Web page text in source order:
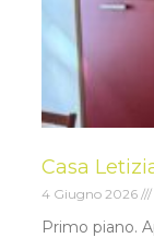
Casa
4 Giugno 2026
Primo piano.